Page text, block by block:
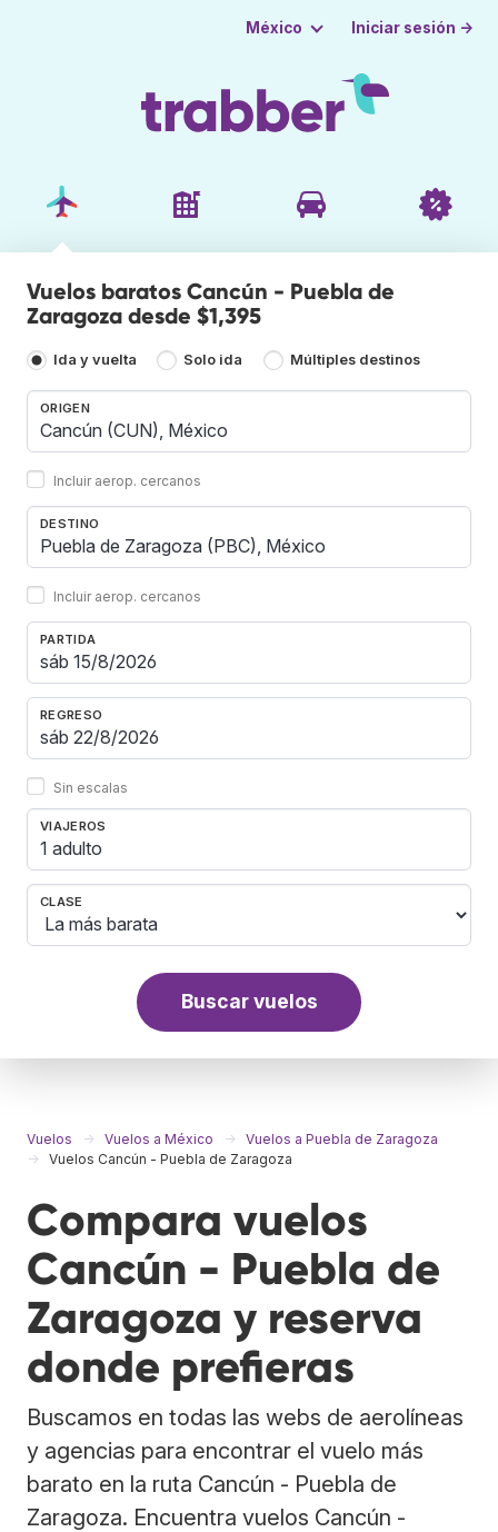
México Iniciar sesión →
Vuelos baratos Cancún - Puebla de
Zaragoza desde $1,395
Ida y vuelta Solo ida Múltiples destinos
ORIGEN
Incluir aerop. cercanos
DESTINO
Incluir aerop. cercanos
PARTIDA
REGRESO
Sin escalas
VIAJEROS
1 adulto
CLASE
Buscar vuelos
Vuelos Vuelos a México
Vuelos a Puebla de Zaragoza
Vuelos Cancún - Puebla de Zaragoza
Compara vuelos
Cancún - Puebla de
Zaragoza y reserva
donde prefieras
Buscamos en todas las webs de aerolíneas
y agencias para encontrar el vuelo más
barato en la ruta Cancún - Puebla de
Zaragoza. Encuentra vuelos Cancún -